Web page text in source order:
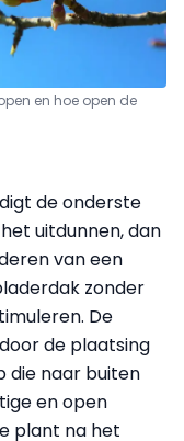
en hoe open de
de onderste
uitdunnen, dan
van een
zonder
De
de plaatsing
die naar buiten
en open
plant na het